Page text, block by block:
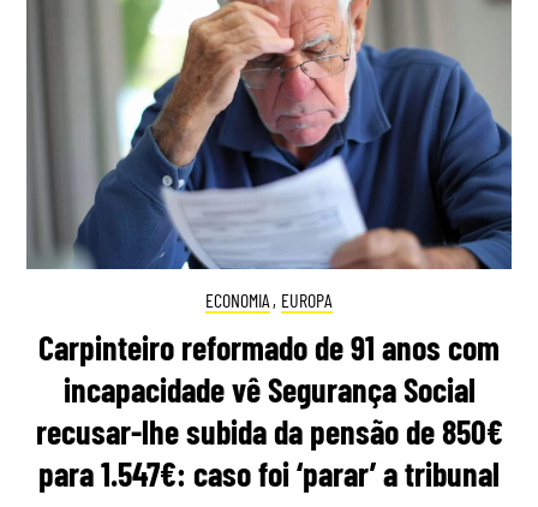
ECONOMIA , EUROPA
Carpinteiro reformado de 91 anos com
incapacidade vê Segurança Social
recusar-lhe subida da pensão de 850€
para 1.547€: caso foi ‘parar’ a tribunal